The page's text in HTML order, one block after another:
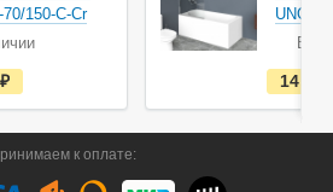
70/150-C-Cr
е
с
т
н
UNO-
В
14
к оплате: